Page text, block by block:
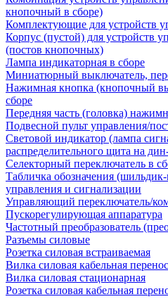
кнопочный в сборе)
Комплектующие для устройств
Корпус (пустой) для устройств
(постов кнопочных)
Лампа индикаторная в сборе
Миниатюрный выключатель,
Нажимная кнопка (кнопочный
сборе
Передняя часть (головка)
Подвесной пульт управления/
Световой индикатор (лампа
распределительного щита на
Селекторный переключатель в
Табличка обозначения (шильдик-
управления и сигнализации
Управляющий переключатель/
Пускорегулирующая аппаратура
Частотный преобразователь
Разъемы силовые
Розетка силовая встраиваемая
Вилка силовая кабельная
Вилка силовая стационарная
Розетка силовая кабельная